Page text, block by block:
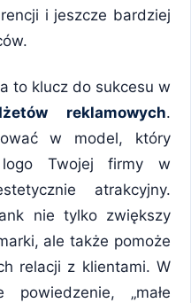
i jeszcze bardziej
to klucz do sukcesu w
reklamowych.
w model, który
logo Twojej firmy w
atrakcyjny.
nie tylko zwiększy
ale także pomoże
relacji z klientami. W
„małe